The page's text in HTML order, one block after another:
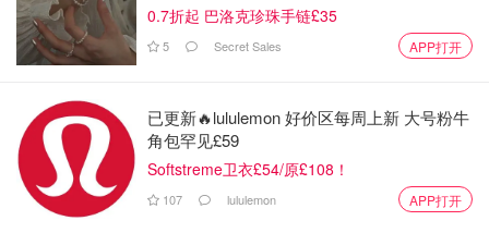
0.7折起 巴洛克珍珠手链£35
5 Secret Sales APP打开
已更新🔥lululemon 好价区每周上新 大号粉牛
角包罕见£59
Softstreme卫衣£54/原£108！
107 lululemon APP打开